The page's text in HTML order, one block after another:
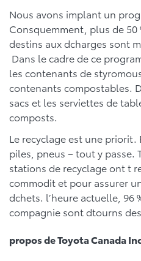
Nous avons implant un
Consquemment, plus de 50
destins aux dcharges sont
Dans le cadre de ce
les contenants de
contenants compostables.
sacs et les serviettes de
composts.
Le recyclage est une priorit.
piles, pneus – tout y passe.
stations de recyclage ont t
commodit et pour assurer
dchets. l’heure actuelle, 96
compagnie sont dtourns
propos de Toyota Canada